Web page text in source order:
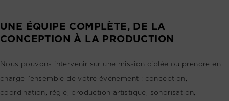
UNE ÉQUIPE COMPLÈTE, DE LA
CONCEPTION À LA PRODUCTION
Nous pouvons intervenir sur une mission ciblée ou prendre en
charge l’ensemble de votre événement : conception,
coordination, régie, production artistique, sonorisation,